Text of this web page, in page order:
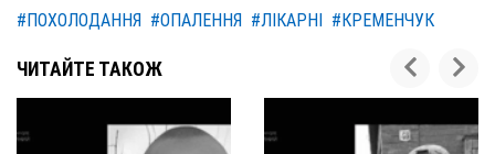
#ПОХОЛОДАННЯ #ОПАЛЕННЯ #ЛІКАРНІ #КРЕМЕНЧУК
ЧИТАЙТЕ ТАКОЖ